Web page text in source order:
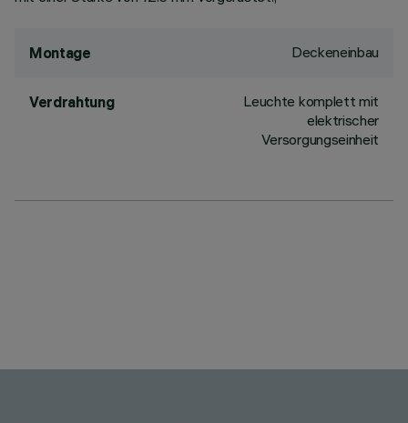
Montage Deckeneinbau
Verdrahtung
Leuchte komplett mit
elektrischer
Versorgungseinheit